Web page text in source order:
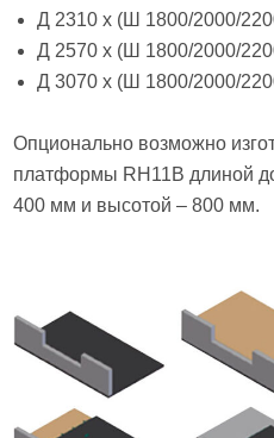
Д 2310 х (Ш 1800/2000/
Д 2570 х (Ш 1800/2000/
Д 3070 х (Ш 1800/2000/
Опционально возможно
платформы RH11B длиной
400 мм и высотой – 800 мм.